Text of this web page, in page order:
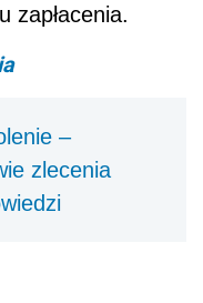
zapłacenia.
–
zlecenia